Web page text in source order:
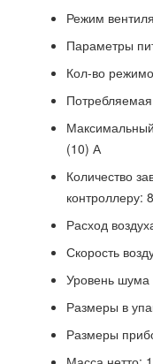
Режим
Параметры
Кол-во
(10) А
Количество
контроллеру:
Расход
Скорость
Уровень шума
Размеры в
Размеры